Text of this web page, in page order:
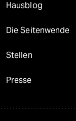
Hausblog
Die Seitenwende
Stellen
Presse